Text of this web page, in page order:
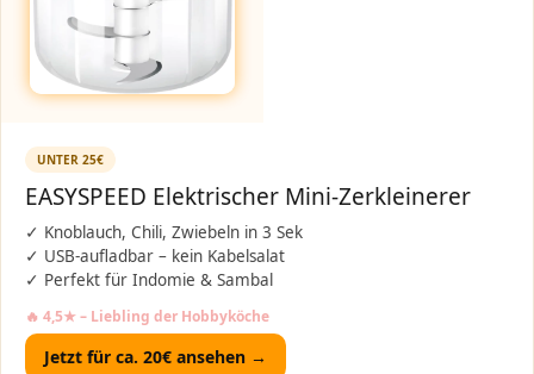
UNTER 25€
EASYSPEED Elektrischer Mini-Zerkleinerer
✓ Knoblauch, Chili, Zwiebeln in 3 Sek
✓ USB-aufladbar – kein Kabelsalat
✓ Perfekt für Indomie & Sambal
🔥 4,5★ – Liebling der Hobbyköche
Jetzt für ca. 20€ ansehen →